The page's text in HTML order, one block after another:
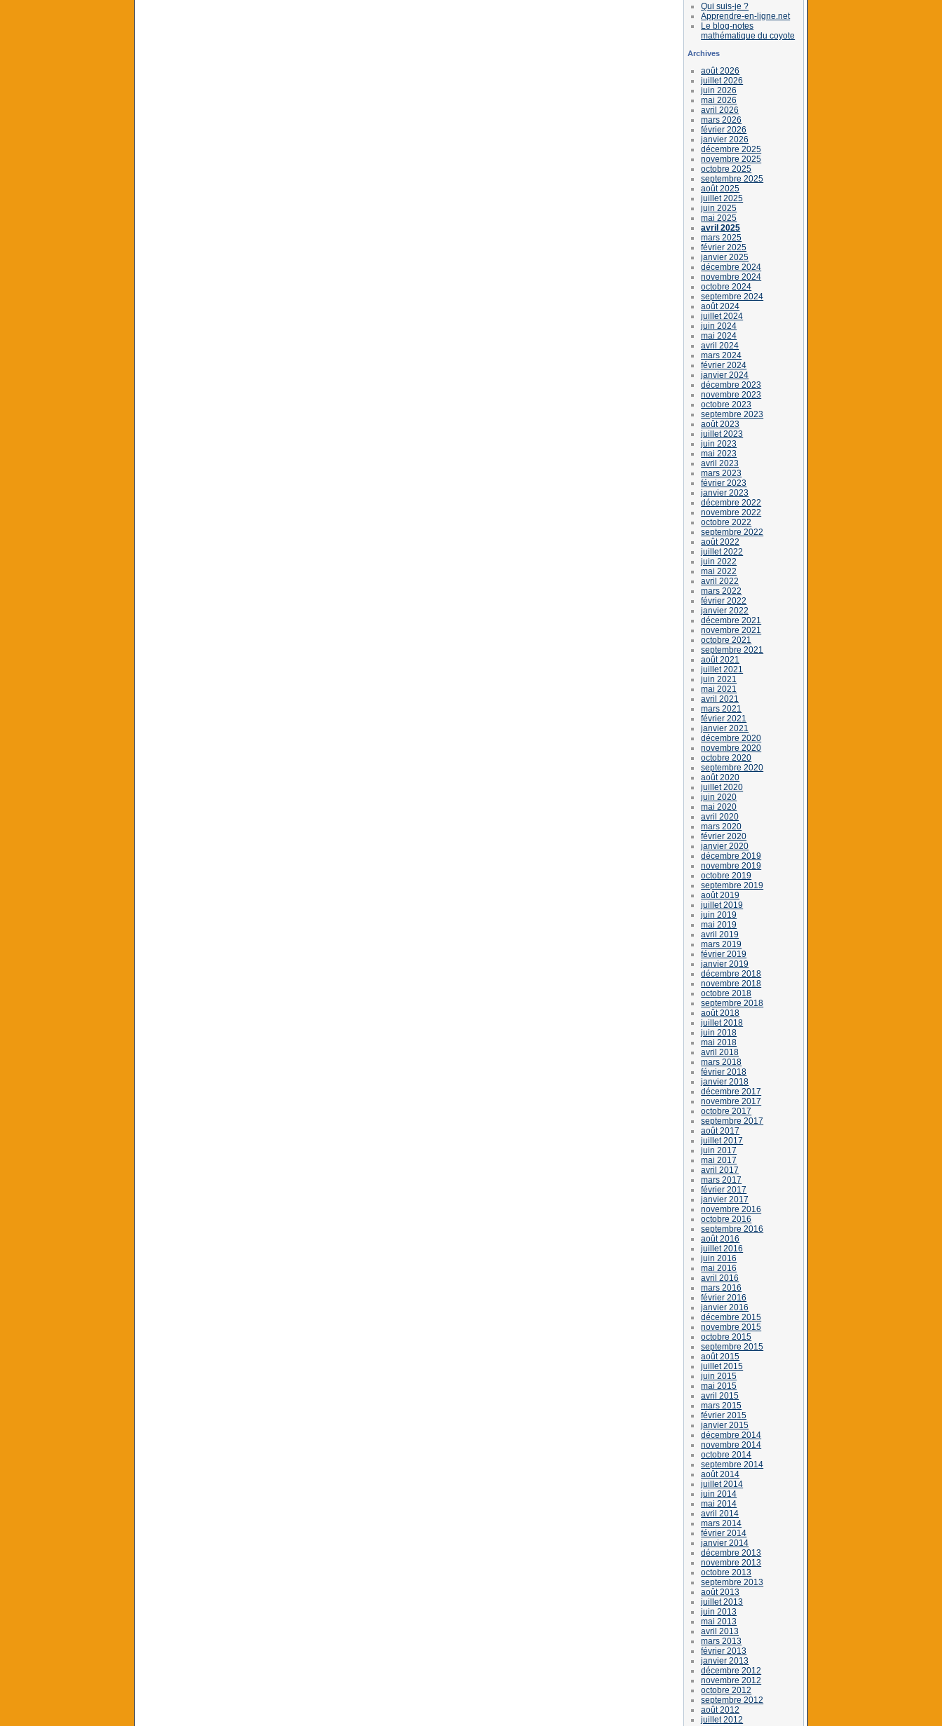
Qui suis-je ?
Apprendre-en-ligne.net
Le blog-notes
mathématique du coyote
Archives
août 2026
juillet 2026
juin 2026
mai 2026
avril 2026
mars 2026
février 2026
janvier 2026
décembre 2025
novembre 2025
octobre 2025
septembre 2025
août 2025
juillet 2025
juin 2025
mai 2025
avril 2025
mars 2025
février 2025
janvier 2025
décembre 2024
novembre 2024
octobre 2024
septembre 2024
août 2024
juillet 2024
juin 2024
mai 2024
avril 2024
mars 2024
février 2024
janvier 2024
décembre 2023
novembre 2023
octobre 2023
septembre 2023
août 2023
juillet 2023
juin 2023
mai 2023
avril 2023
mars 2023
février 2023
janvier 2023
décembre 2022
novembre 2022
octobre 2022
septembre 2022
août 2022
juillet 2022
juin 2022
mai 2022
avril 2022
mars 2022
février 2022
janvier 2022
décembre 2021
novembre 2021
octobre 2021
septembre 2021
août 2021
juillet 2021
juin 2021
mai 2021
avril 2021
mars 2021
février 2021
janvier 2021
décembre 2020
novembre 2020
octobre 2020
septembre 2020
août 2020
juillet 2020
juin 2020
mai 2020
avril 2020
mars 2020
février 2020
janvier 2020
décembre 2019
novembre 2019
octobre 2019
septembre 2019
août 2019
juillet 2019
juin 2019
mai 2019
avril 2019
mars 2019
février 2019
janvier 2019
décembre 2018
novembre 2018
octobre 2018
septembre 2018
août 2018
juillet 2018
juin 2018
mai 2018
avril 2018
mars 2018
février 2018
janvier 2018
décembre 2017
novembre 2017
octobre 2017
septembre 2017
août 2017
juillet 2017
juin 2017
mai 2017
avril 2017
mars 2017
février 2017
janvier 2017
novembre 2016
octobre 2016
septembre 2016
août 2016
juillet 2016
juin 2016
mai 2016
avril 2016
mars 2016
février 2016
janvier 2016
décembre 2015
novembre 2015
octobre 2015
septembre 2015
août 2015
juillet 2015
juin 2015
mai 2015
avril 2015
mars 2015
février 2015
janvier 2015
décembre 2014
novembre 2014
octobre 2014
septembre 2014
août 2014
juillet 2014
juin 2014
mai 2014
avril 2014
mars 2014
février 2014
janvier 2014
décembre 2013
novembre 2013
octobre 2013
septembre 2013
août 2013
juillet 2013
juin 2013
mai 2013
avril 2013
mars 2013
février 2013
janvier 2013
décembre 2012
novembre 2012
octobre 2012
septembre 2012
août 2012
juillet 2012